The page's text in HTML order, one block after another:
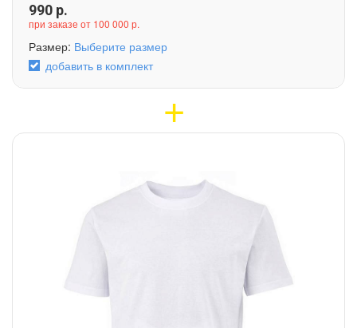
990 р.
при заказе от 100 000 р.
Размер: Выберите размер
добавить в комплект